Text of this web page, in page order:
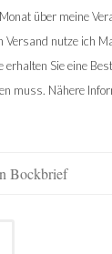
über meine
Versand nutze ich
Sie eine
muss. Nähere